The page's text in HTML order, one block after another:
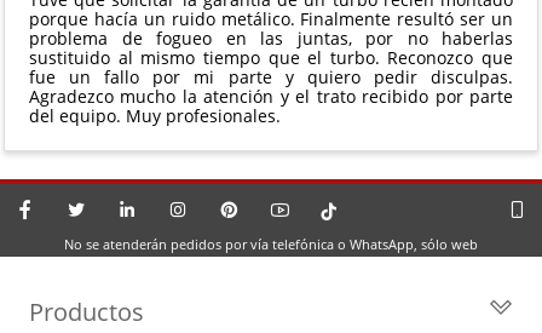
porque hacía un ruido metálico. Finalmente resultó ser un
problema de fogueo en las juntas, por no haberlas
sustituido al mismo tiempo que el turbo. Reconozco que
fue un fallo por mi parte y quiero pedir disculpas.
Agradezco mucho la atención y el trato recibido por parte
del equipo. Muy profesionales.
No se atenderán pedidos por vía telefónica o WhatsApp, sólo web
Productos